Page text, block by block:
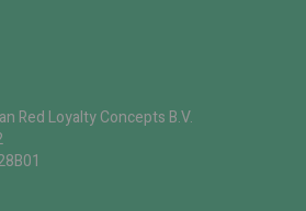
Red Loyalty Concepts B.V.